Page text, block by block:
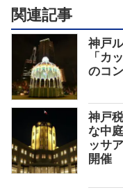
関連記事
神戸
「カ
のコ
神戸
な中
ッサ
開催